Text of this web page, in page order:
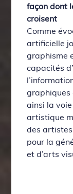
façon dont
croisent
Comme
artificielle
graphisme
capacités
graphiques
ainsi la
artistique
des
pour la
et d’arts